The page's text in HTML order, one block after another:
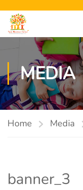
MEDIA
Home Media
banner_3